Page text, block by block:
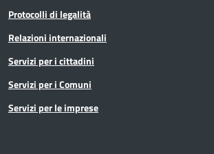
Protocolli di legalità
Relazioni internazionali
Servizi per i cittadini
Servizi per i Comuni
Servizi per le imprese